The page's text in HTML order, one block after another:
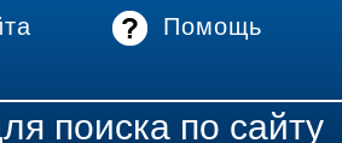
Помощь